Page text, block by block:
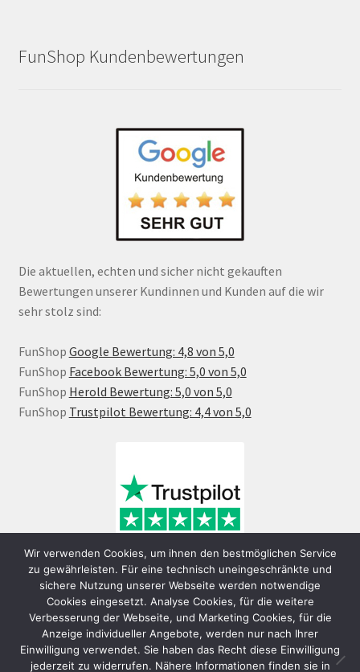
FunShop Kundenbewertungen
Die aktuellen, echten und sicher nicht gekauften
Bewertungen unserer Kundinnen und Kunden auf die wir
sehr stolz sind:
FunShop Google Bewertung: 4,8 von 5,0
FunShop Facebook Bewertung: 5,0 von 5,0
FunShop Herold Bewertung: 5,0 von 5,0
FunShop Trustpilot Bewertung: 4,4 von 5,0
Wir verwenden Cookies, um ihnen den bestmöglichen Service
zu gewährleisten. Für eine technisch uneingeschränkte und
sichere Nutzung unserer Webseite werden notwendige
Cookies eingesetzt. Analyse Cookies, für die weitere
Verbesserung der Webseite, und Marketing Cookies, für die
Anzeige individueller Angebote, werden nur nach Ihrer
Einwilligung verwendet. Sie haben das Recht diese Einwilligung
jederzeit zu widerrufen. Nähere Informationen finden sie in